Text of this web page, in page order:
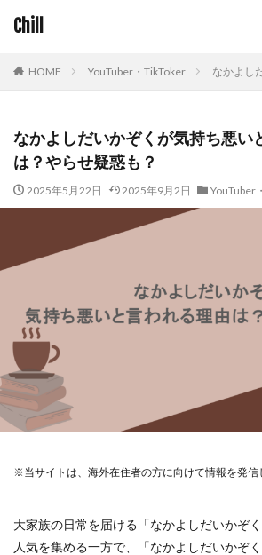
Chill
HOME YouTuber・TikToker なかよし
なかよしだいかぞくが気持ち悪い
は？やらせ疑惑も？
2025年5月22日 2025年9月2日 YouTuber
※当サイトは、海外在住者の方に向けて情報を発信
大家族の日常を届ける「なかよしだいかぞ
人気を集める一方で、「なかよしだいかぞ